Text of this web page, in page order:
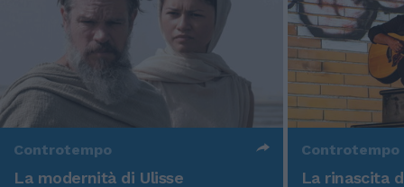
Controtempo
La modernità di Ulisse
Controtempo
La rinascita